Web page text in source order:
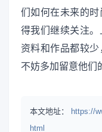
们如何在未来的
得我们继续关注
资料和作品都较少
不妨多加留意他们
本文地址：
https://
html